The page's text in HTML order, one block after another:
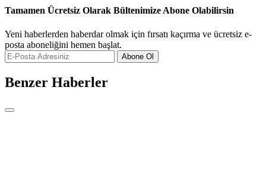
Tamamen Ücretsiz Olarak Bültenimize Abone Olabilirsin
Yeni haberlerden haberdar olmak için fırsatı kaçırma ve ücretsiz e-
posta aboneliğini hemen başlat.
Abone Ol
Benzer Haberler